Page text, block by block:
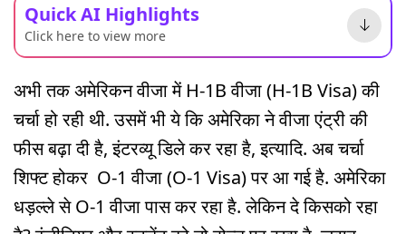
Quick AI Highlights
Click here to view more
अभी तक अमेरिकन वीजा में H-1B वीजा (H-1B Visa) की
चर्चा हो रही थी. उसमें भी ये कि अमेरिका ने वीजा एंट्री की
फीस बढ़ा दी है, इंटरव्यू डिले कर रहा है, इत्यादि. अब चर्चा
शिफ्ट होकर O-1 वीजा (O-1 Visa) पर आ गई है. अमेरिका
धड़ल्ले से O-1 वीजा पास कर रहा है. लेकिन दे किसको रहा